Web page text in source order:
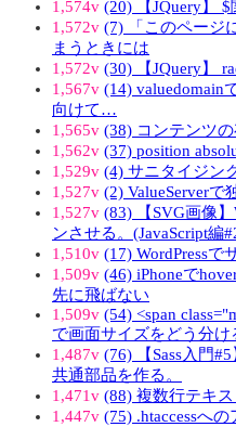
1,574v (20) 【JQuery】
1,572v (7) 「このページ
まうときには
1,572v (30) 【JQuery】
1,567v (14) valuedomain
向けて…
1,565v (38) コンテンツ
1,562v (37) position
1,529v (4) サニタイジン
1,527v (2) ValueServerで
1,527v (83) 【SVG画像
ンさせる。(JavaScript編
1,510v (17) WordPressで
1,509v (46) iPhoneで
先に飛ばない
1,509v (54) <span
で画面サイズをどう分け
1,487v (76) 【Sass入門
共通部品を作る。
1,471v (88) 複数行テキ
1,447v (75) .htaccessへの